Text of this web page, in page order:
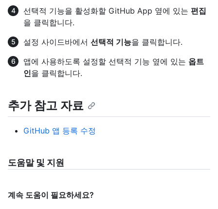
선택적 기능을 활성화할 GitHub App 옆에 있는 편집
을 클릭합니다.
설정 사이드바에서 선택적 기능을 클릭합니다.
앱에 사용하도록 설정할 선택적 기능 옆에 있는 옵트
인을 클릭합니다.
추가 참고 자료
GitHub 앱 등록 수정
도움말 및 지원
계속 도움이 필요하세요?